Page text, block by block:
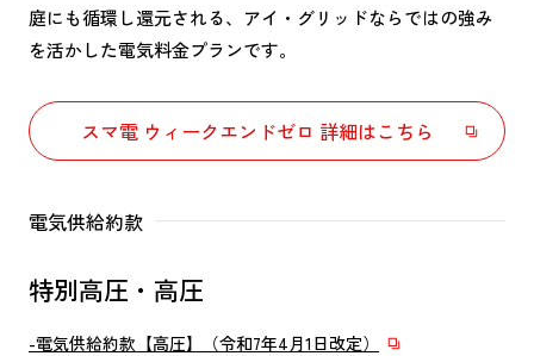
庭にも循環し還元される、アイ・グリッドならではの強み
を活かした電気料金プランです。
スマ電 ウィークエンドゼロ 詳細はこちら
電気供給約款
特別高圧・高圧
-電気供給約款【高圧】（令和7年4月1日改定）